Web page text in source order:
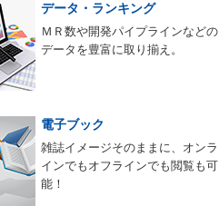
データ・ランキング
ＭＲ数や開発パイプラインなどの
データを豊富に取り揃え。
電子ブック
雑誌イメージそのままに、オンラ
インでもオフラインでも閲覧も可
能！